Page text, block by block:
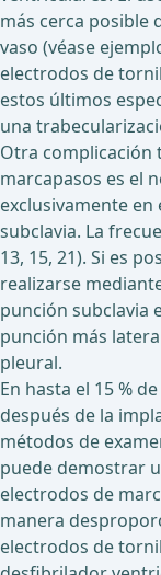
más cerca posible
vaso (véase
electrodos de
estos últimos
una
Otra complicación
marcapasos es el
exclusivamente en
subclavia. La
13, 15, 21). Si es
realizarse
punción subclavia
punción más
pleural.
En hasta el 15 %
después de la
métodos de
puede demostrar
electrodos de
manera
electrodos de